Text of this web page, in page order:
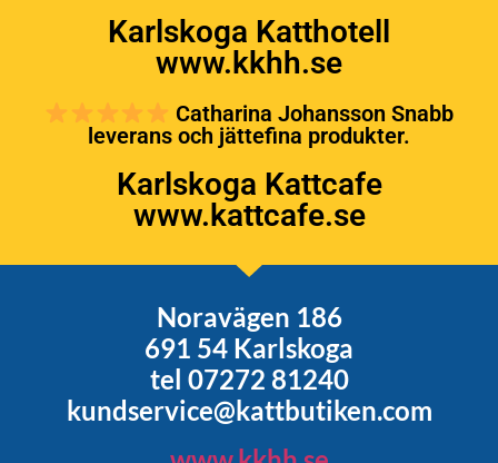
Karlskoga Katthotell
www.kkhh.se
Catharina Johansson Snabb
leverans och jättefina produkter.
Karlskoga Kattcafe
www.kattcafe.se
Noravägen 186
691 54 Karlskoga
tel 07272 81240
kundservice@kattbutiken.com